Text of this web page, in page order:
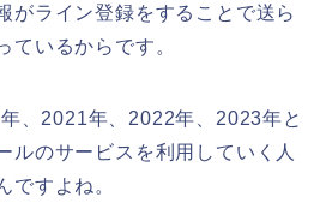
がライン登録をすることで送ら
ているからです。
、2021年、2022年、2023年と
ルのサービスを利用していく人
ですよね。